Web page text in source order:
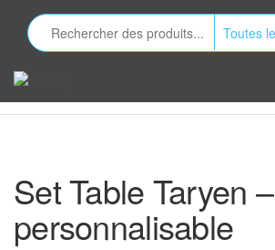
contenu
publicitaires
Set Table Taryen –
personnalisable